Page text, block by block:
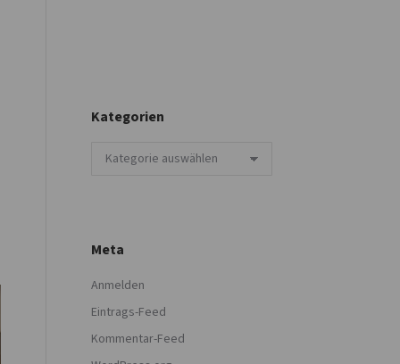
Kategorien
Kategorien
Meta
Anmelden
Eintrags-Feed
Kommentar-Feed